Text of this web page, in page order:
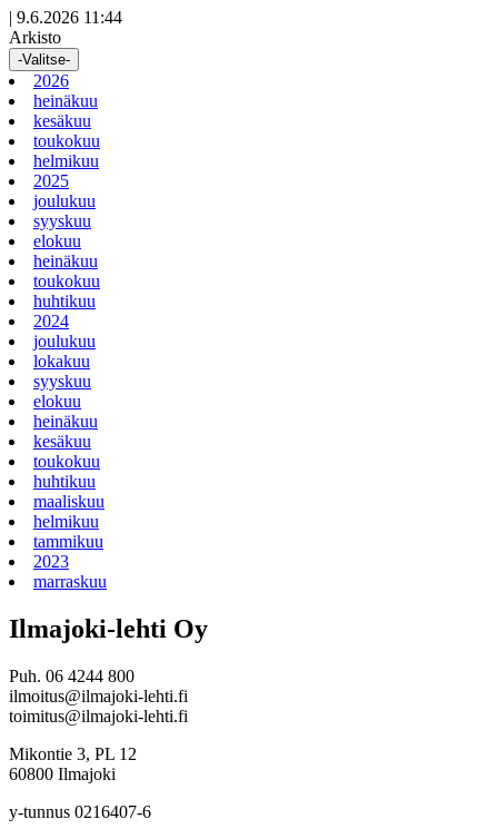
| 9.6.2026 11:44
Arkisto
-Valitse-
2026
heinäkuu
kesäkuu
toukokuu
helmikuu
2025
joulukuu
syyskuu
elokuu
heinäkuu
toukokuu
huhtikuu
2024
joulukuu
lokakuu
syyskuu
elokuu
heinäkuu
kesäkuu
toukokuu
huhtikuu
maaliskuu
helmikuu
tammikuu
2023
marraskuu
Ilmajoki-lehti Oy
Puh. 06 4244 800
ilmoitus@ilmajoki-lehti.fi
toimitus@ilmajoki-lehti.fi
Mikontie 3, PL 12
60800 Ilmajoki
y-tunnus 0216407-6